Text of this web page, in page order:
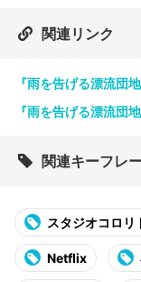
関連リンク
『雨を告げる漂流団
『雨を告げる漂流団
関連キーフレ
スタジオコロリ
Netflix